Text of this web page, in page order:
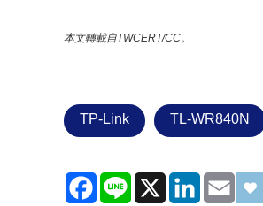
本文轉載自TWCERT/CC。
TP-Link TL-WR840N
Facebook
Line X LinkedIn